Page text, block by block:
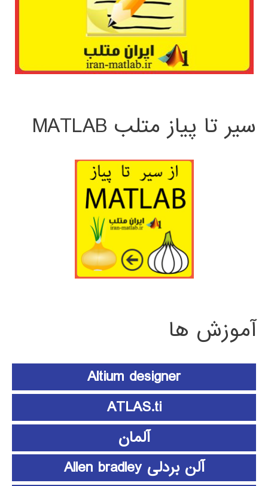
سیر تا پیاز متلب MATLAB
آموزش ها
Altium designer
ATLAS.ti
آلمان
آلن بردلی Allen bradley